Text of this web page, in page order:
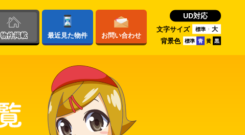
UD対応
文字サイズ 標準 大
背景色 標準 青 黄 黒
物件掲載 最近見た物件 お問い合わせ